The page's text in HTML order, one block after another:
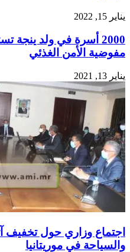
يناير 15, 2022
2000 أسرة في ولد
مفوضية الأمن الغذئي
يناير 13, 2021
اجتماع وزاري حول تخفيف
والسياحة في موريتانيا